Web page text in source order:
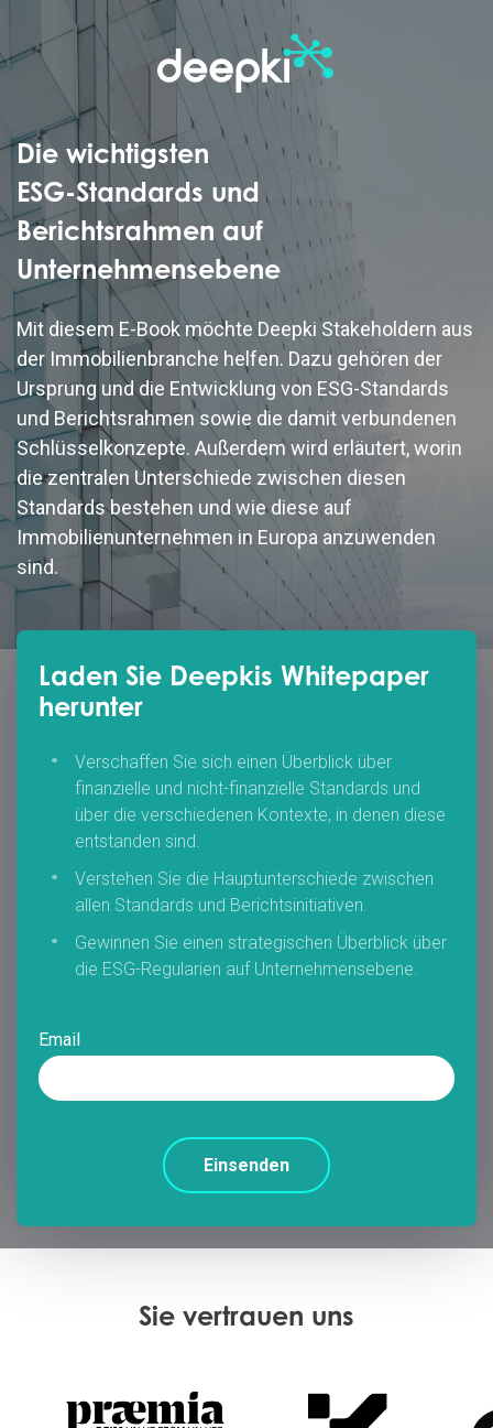
Die wichtigsten
ESG-Standards und
Berichtsrahmen auf
Unternehmensebene
Mit diesem E-Book möchte Deepki Stakeholdern aus
der Immobilienbranche helfen. Dazu gehören der
Ursprung und die Entwicklung von ESG-Standards
und Berichtsrahmen sowie die damit verbundenen
Schlüsselkonzepte. Außerdem wird erläutert, worin
die zentralen Unterschiede zwischen diesen
Standards bestehen und wie diese auf
Immobilienunternehmen in Europa anzuwenden
sind.
Laden Sie Deepkis Whitepaper
herunter
Verschaffen Sie sich einen Überblick über
finanzielle und nicht-finanzielle Standards und
über die verschiedenen Kontexte, in denen diese
entstanden sind.
Verstehen Sie die Hauptunterschiede zwischen
allen Standards und Berichtsinitiativen.
Gewinnen Sie einen strategischen Überblick über
die ESG-Regularien auf Unternehmensebene.
Email
Sie vertrauen uns